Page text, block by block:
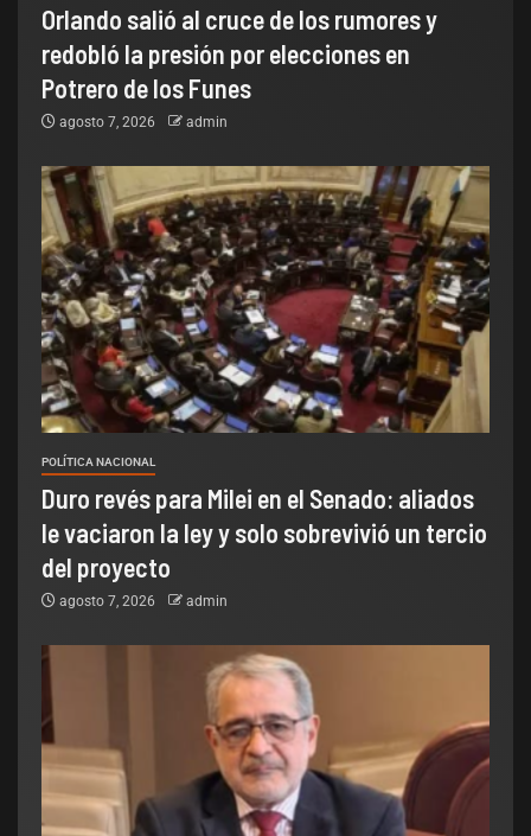
Orlando salió al cruce de los rumores y
redobló la presión por elecciones en
Potrero de los Funes
agosto 7, 2026 admin
POLÍTICA NACIONAL
Duro revés para Milei en el Senado: aliados
le vaciaron la ley y solo sobrevivió un tercio
del proyecto
agosto 7, 2026 admin